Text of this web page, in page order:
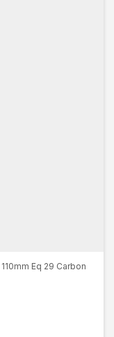
Eq 29 Carbon